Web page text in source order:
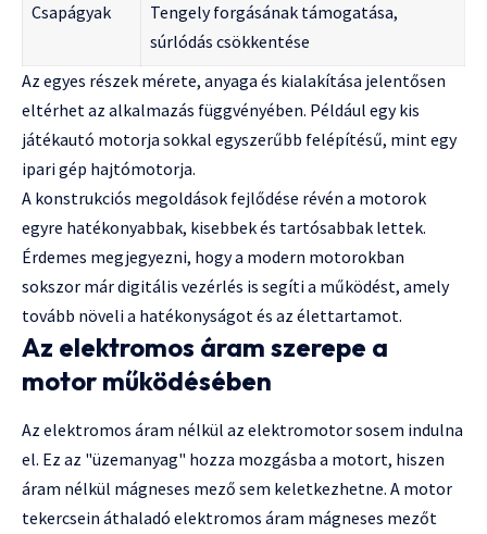
Csapágyak
Tengely forgásának támogatása,
súrlódás csökkentése
Az egyes részek mérete, anyaga és kialakítása jelentősen
eltérhet az alkalmazás függvényében. Például egy kis
játékautó motorja sokkal egyszerűbb felépítésű, mint egy
ipari gép hajtómotorja.
A konstrukciós megoldások fejlődése révén a motorok
egyre hatékonyabbak, kisebbek és tartósabbak lettek.
Érdemes megjegyezni, hogy a modern motorokban
sokszor már digitális vezérlés is segíti a működést, amely
tovább növeli a hatékonyságot és az élettartamot.
Az elektromos áram szerepe a
motor működésében
Az elektromos áram nélkül az elektromotor sosem indulna
el. Ez az "üzemanyag" hozza mozgásba a motort, hiszen
áram nélkül mágneses mező sem keletkezhetne. A motor
tekercsein áthaladó elektromos áram mágneses mezőt